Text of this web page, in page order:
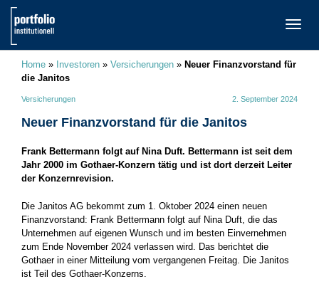
Home » Investoren » Versicherungen » Neuer Finanzvorstand für
die Janitos
Versicherungen 2. September 2024
Neuer Finanzvorstand für die Janitos
Frank Bettermann folgt auf Nina Duft. Bettermann ist seit dem
Jahr 2000 im Gothaer-Konzern tätig und ist dort derzeit Leiter
der Konzernrevision.
Die Janitos AG bekommt zum 1. Oktober 2024 einen neuen
Finanzvorstand: Frank Bettermann folgt auf Nina Duft, die das
Unternehmen auf eigenen Wunsch und im besten Einvernehmen
zum Ende November 2024 verlassen wird. Das berichtet die
Gothaer in einer Mitteilung vom vergangenen Freitag. Die Janitos
ist Teil des Gothaer-Konzerns.